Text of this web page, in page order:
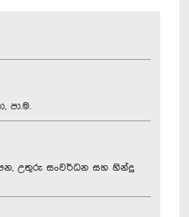
පා.ම.
උතුරු සංවර්ධන සහ හින්දු